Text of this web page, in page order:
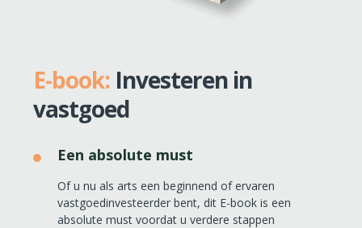
E-book: Investeren in
vastgoed
Een absolute must
Of u nu als arts een beginnend of ervaren
vastgoedinvesteerder bent, dit E-book is een
absolute must voordat u verdere stappen